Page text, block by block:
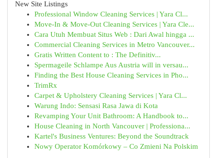
New Site Listings
Professional Window Cleaning Services | Yara Cl...
Move-In & Move-Out Cleaning Services | Yara Cle...
Cara Utuh Membuat Situs Web : Dari Awal hingga ...
Commercial Cleaning Services in Metro Vancouver...
Gratis Written Content to : The Definitiv...
Spermageile Schlampe Aus Austria will in versau...
Finding the Best House Cleaning Services in Pho...
TrimRx
Carpet & Upholstery Cleaning Services | Yara Cl...
Warung Indo: Sensasi Rasa Jawa di Kota
Revamping Your Unit Bathroom: A Handbook to...
House Cleaning in North Vancouver | Professiona...
Kartel's Business Ventures: Beyond the Soundtrack
Nowy Operator Komórkowy – Co Zmieni Na Polskim